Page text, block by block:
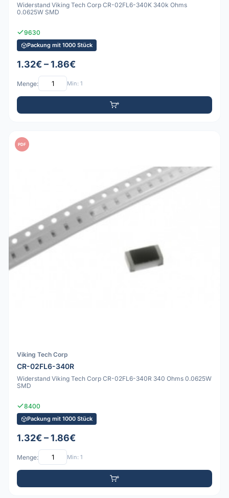
Widerstand Viking Tech Corp CR-02FL6-340K 340k Ohms
0.0625W SMD
9630
Packung mit 1000 Stück
1.32€ – 1.86€
Menge: Min: 1
PDF
Viking Tech Corp
CR-02FL6-340R
Widerstand Viking Tech Corp CR-02FL6-340R 340 Ohms 0.0625W
SMD
8400
Packung mit 1000 Stück
1.32€ – 1.86€
Menge: Min: 1